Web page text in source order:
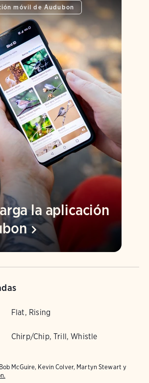
móvil de Audubon
la aplicación
Flat, Rising
Chirp/Chip, Trill, Whistle
McGuire, Kevin Colver, Martyn Stewart y